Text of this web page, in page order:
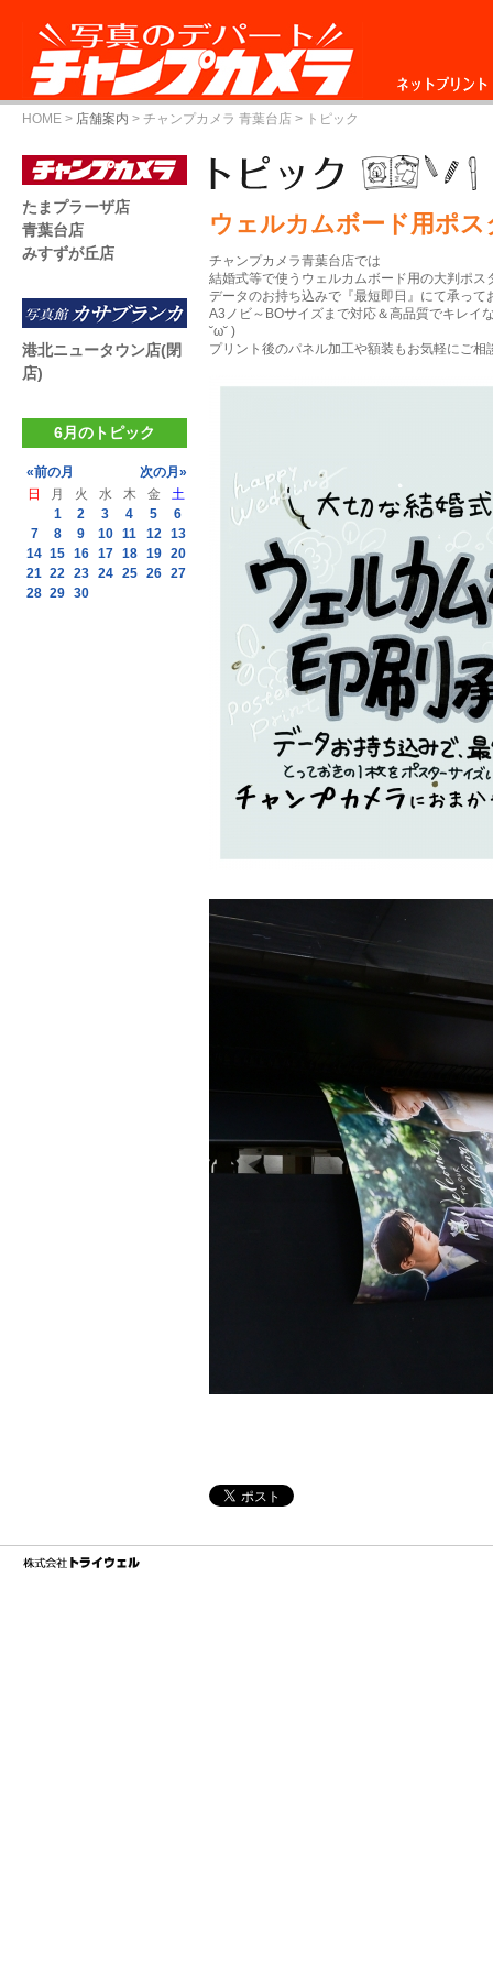
ネットプリント
HOME > 店舗案内 > チャンプカメラ 青葉台店 > トピック
ウェルカムボード用ポ
チャンプカメラ青葉台店では
結婚式等で使うウェルカムボード用の大判ポス
データのお持ち込みで『最短即日』にて承って
A3ノビ～BOサイズまで対応＆高品質でキレイ
˘ω˘ )
プリント後のパネル加工や額装もお気軽にご相
たまプラーザ店
青葉台店
みすずが丘店
港北ニュータウン店(閉
店)
6月のトピック
«前の月
次の月»
日
月 火 水 木 金
土
1
2 3 4 5
6
7
8 9 10 11 12 13
14 15 16 17 18 19 20
21 22 23 24 25 26 27
28 29 30